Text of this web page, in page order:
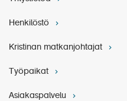
Henkilöstö
Kristinan matkanjohtajat
Työpaikat
Asiakaspalvelu